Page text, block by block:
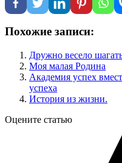
Похожие записи:
Дружно весело
Моя малая Родина
Академия успех
успеха
История из жизни.
Оцените статью